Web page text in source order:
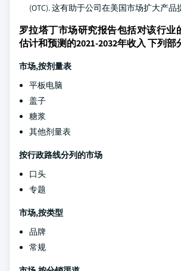
(OTC). 这有助于公司在美国市场扩大产
罗拉塔丁市场研究报告包括对该行业
估计和预测的2021-2032年收入 下列部
市场,按剂量表
平板电脑
盖子
糖浆
其他剂量表
按行政路线分列的市场
口头
专题
市场,按类型
品牌
常规